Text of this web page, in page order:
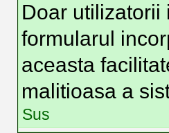
Doar utilizatorii
formularul
aceasta
malitioasa a
Sus